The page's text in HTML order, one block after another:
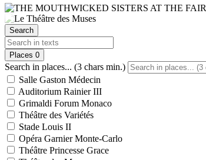
Search
Places 0
Search in places... (3 chars min.)
Salle Gaston Médecin
Auditorium Rainier III
Grimaldi Forum Monaco
Théâtre des Variétés
Stade Louis II
Opéra Garnier Monte-Carlo
Théâtre Princesse Grace